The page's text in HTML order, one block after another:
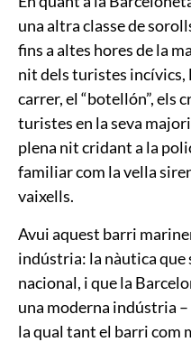
una altra classe de
fins a altes hores de la
nit dels turistes incívics,
carrer, el “botellón”, els
turistes en la seva
plena nit cridant a la
familiar com la vella
vaixells.
Avui aquest barri
indústria: la nàutica que
nacional, i que la
una moderna indústria
la qual tant el barri com